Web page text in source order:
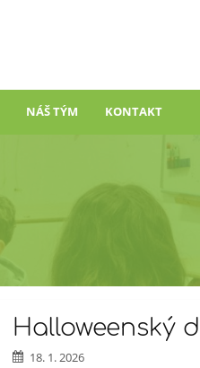
NÁŠ TÝM KONTAKT
Halloweenský
18. 1. 2026